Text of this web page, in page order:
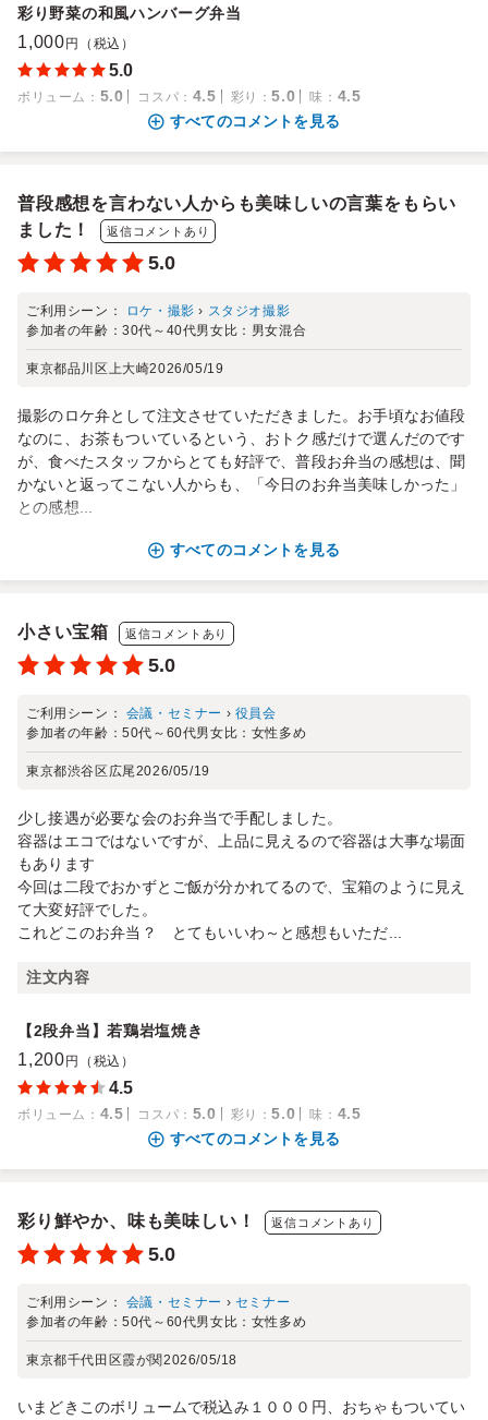
彩り野菜の和風ハンバーグ弁当
1,000 円（税込）
5.0
ボリューム ： 5.0 コスパ ： 4.5 彩り ：5.0 味 ： 4.5
すべてのコメントを見る
普段感想を言わない人からも美味しいの言葉をもらい
ました！
返信コメントあり
5.0
ご利用シーン： ロケ・撮影 › スタジオ撮影
参加者の年齢：30代～40代男女比： 男女混合
東京都品川区上大崎2026/05/19
撮影のロケ弁として注文させていただきました。お手頃なお値段
なのに、お茶もついているという、おトク感だけで選んだのです
が、食べたスタッフからとても好評で、普段お弁当の感想は、聞
かないと返ってこない人からも、「今日のお弁当美味しかった」
との感想...
すべてのコメントを見る
小さい宝箱 返信コメントあり
5.0
ご利用シーン： 会議・セミナー › 役員会
参加者の年齢：50代～60代男女比： 女性多め
東京都渋谷区広尾2026/05/19
少し接遇が必要な会のお弁当で手配しました。
容器はエコではないですが、上品に見えるので容器は大事な場面
もあります
今回は二段でおかずとご飯が分かれてるので、宝箱のように見え
て大変好評でした。
これどこのお弁当？ とてもいいわ～と感想もいただ...
注文内容
【2段弁当】若鶏岩塩焼き
1,200 円（税込）
4.5
ボリューム ： 4.5 コスパ ： 5.0 彩り ：5.0 味 ： 4.5
すべてのコメントを見る
彩り鮮やか、味も美味しい！ 返信コメントあり
5.0
ご利用シーン： 会議・セミナー › セミナー
参加者の年齢：50代～60代男女比： 女性多め
東京都千代田区霞が関2026/05/18
いまどきこのボリュームで税込み１０００円、おちゃもついてい